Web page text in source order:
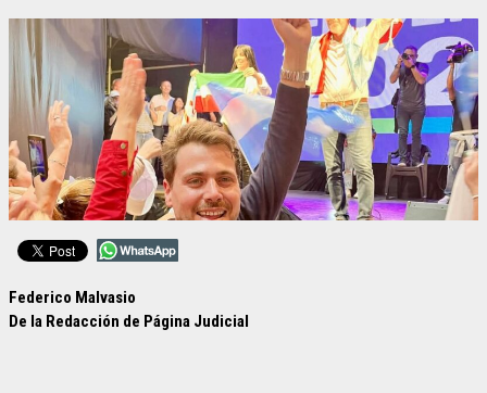
Federico Malvasio
De la Redacción de Página Judicial